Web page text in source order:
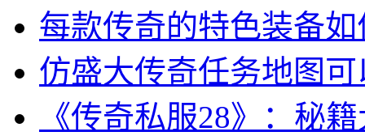
每款传奇的特色装备
仿盛大传奇任务地图
《传奇私服28》：秘